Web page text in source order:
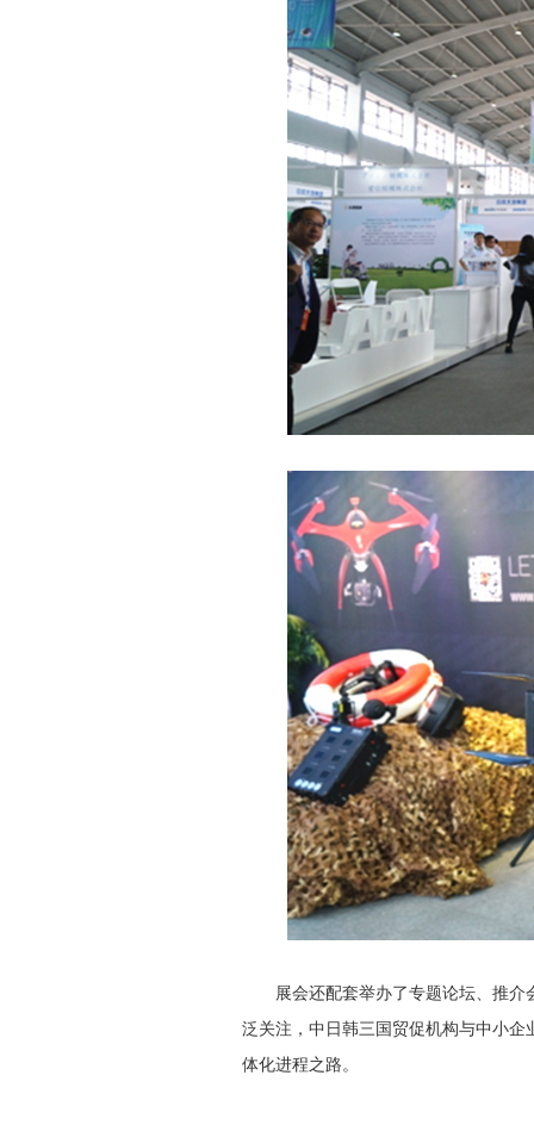
展会还配套举办了专题论坛、推介
泛关注，中日韩三国贸促机构与中小
体化进程之路。